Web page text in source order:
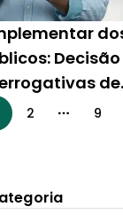
de
2 More9